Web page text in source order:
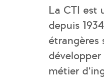
La CTI est
depuis
étrangères
métier